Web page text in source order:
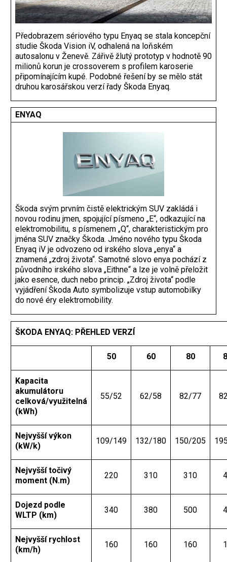
Předobrazem sériového typu Enyaq se stala koncepční
studie Škoda Vision iV, odhalená na loňském
autosalonu v Ženevě. Zářivě žlutý prototyp v hodnotě 90
milionů korun je crossoverem s profilem karoserie
připomínajícím kupé. Podobné řešení by se mělo stát
druhou karosářskou verzí řady Škoda Enyaq.
ENYAQ
Škoda svým prvním čistě elektrickým SUV zakládá i
novou rodinu jmen, spojující písmeno „E“, odkazující na
elektromobilitu, s písmenem „Q“, charakteristickým pro
jména SUV značky Škoda. Jméno nového typu Škoda
Enyaq iV je odvozeno od irského slova „enya“ a
znamená „zdroj života“. Samotné slovo enya pochází z
původního irského slova „Eithne“ a lze je volně přeložit
jako esence, duch nebo princip. „Zdroj života“ podle
vyjádření Škoda Auto symbolizuje vstup automobilky
do nové éry elektromobility.
ŠKODA ENYAQ: PŘEHLED VERZÍ
50 60 80
Kapacita
akumulátoru
celková/využitelná
(kWh)
55/52 62/58 82/77
Nejvyšší výkon
(kW/k)
109/149 132/180 150/205
Nejvyšší točivý
moment (N.m)
220 310 310
Dojezd podle
WLTP (km)
340 380 500
Nejvyšší rychlost
(km/h)
160 160 160